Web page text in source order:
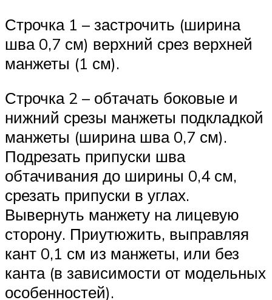
Строчка 1 – застрочить (ширина
шва 0,7 см) верхний срез верхней
манжеты (1 см).
Строчка 2 – обтачать боковые и
нижний срезы манжеты подкладкой
манжеты (ширина шва 0,7 см).
Подрезать припуски шва
обтачивания до ширины 0,4 см,
срезать припуски в углах.
Вывернуть манжету на лицевую
сторону. Приутюжить, выправляя
кант 0,1 см из манжеты, или без
канта (в зависимости от модельных
особенностей).